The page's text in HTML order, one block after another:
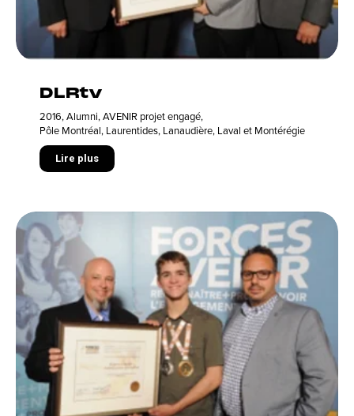
DLRtv
2016,Alumni,AVENIR projet engagé,
Pôle Montréal, Laurentides, Lanaudière, Laval et Montérégie
Lire plus